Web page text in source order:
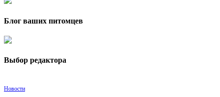
Блог ваших питомцев
Выбор редактора
Новости